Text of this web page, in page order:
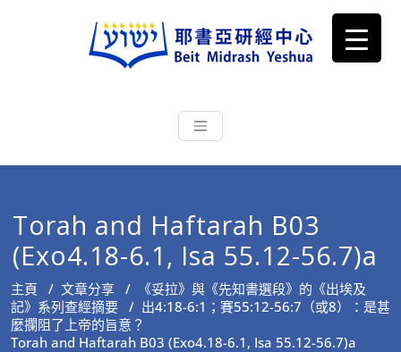
耶書亞研經中心
根源明白聖經，成為更好的門徒
Torah and Haftarah B03
(Exo4.18-6.1, Isa 55.12-56.7)a
主頁 / 文章分享 /
《妥拉》與《先知書選段》的《出埃及
記》系列查經摘要 / 出4:18-6:1；賽55:12-56:7（或8）：是甚
麼攔阻了上帝的旨意？
Torah and Haftarah B03 (Exo4.18-6.1, Isa 55.12-56.7)a